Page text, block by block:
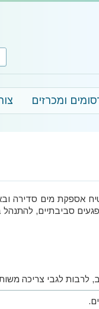
ומכרזים
אספקת מים סדירה
סביבתיים, להתנהל
לרבות לגבי צריכה